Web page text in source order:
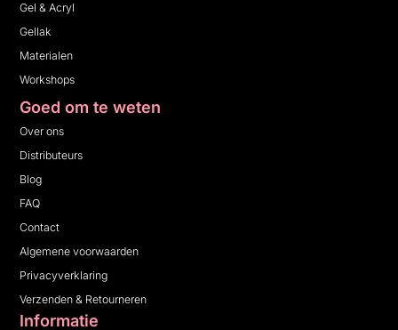
Gel & Acryl
Gellak
Materialen
Workshops
Goed om te weten
Over ons
Distributeurs
Blog
FAQ
Contact
Algemene voorwaarden
Privacyverklaring
Verzenden & Retourneren
Informatie